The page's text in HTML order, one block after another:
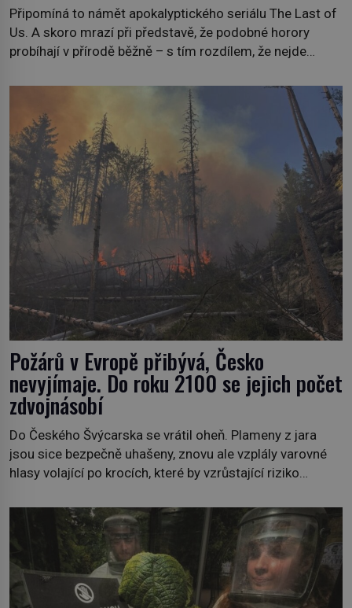
Připomíná to námět apokalyptického seriálu The Last of
Us. A skoro mrazí při představě, že podobné horory
probíhají v přírodě běžně – s tím rozdílem, že nejde
dokáže ovládat jen vývojově nesrovnatelně jednodušší
živočichy, než je člověk. Najít skutečné zombie není nic
nemožného ani v naší přírodě. […]
Požárů v Evropě přibývá, Česko
nevyjímaje. Do roku 2100 se jejich počet
zdvojnásobí
Do Českého Švýcarska se vrátil oheň. Plameny z jara
jsou sice bezpečně uhašeny, znovu ale vzplály varovné
hlasy volající po krocích, které by vzrůstající riziko
požáry už nejsou problémem pouze vzdáleného
Středomoří. S oteplujícím se klimatem, vysušenou
krajinou a desetiletími lidských zásahů se z nich stává
nový evropský normál […]